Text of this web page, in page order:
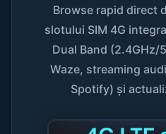
Browse rapid direct
slotului SIM 4G
Dual Band (2.4GHz/
Waze, streaming
Spotify) și